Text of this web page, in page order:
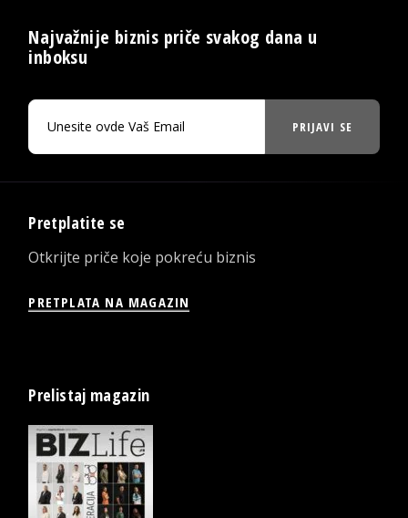
Najvažnije biznis priče svakog dana u
inboksu
PRIJAVI SE
Pretplatite se
Otkrijte priče koje pokreću biznis
PRETPLATA NA MAGAZIN
Prelistaj magazin